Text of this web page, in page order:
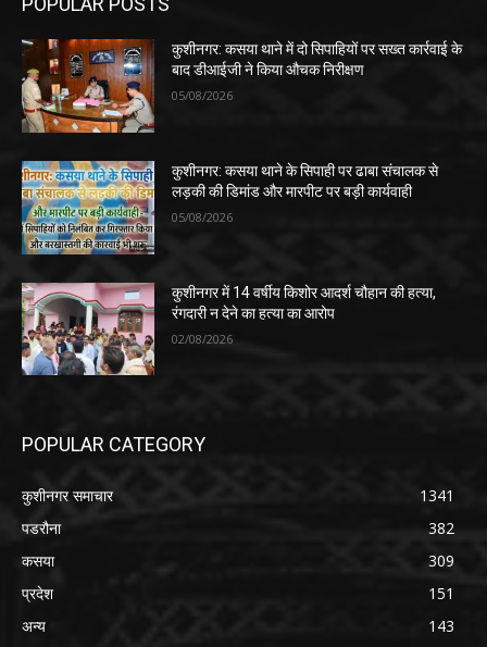
कुशीनगर: कसया थाने में दो सिपाहियों पर सख्त कार्रवाई के
बाद डीआईजी ने किया औचक निरीक्षण
05/08/2026
कुशीनगर: कसया थाने के सिपाही पर ढाबा संचालक से
लड़की की डिमांड और मारपीट पर बड़ी कार्यवाही
05/08/2026
कुशीनगर में 14 वर्षीय किशोर आदर्श चौहान की हत्या,
रंगदारी न देने का हत्या का आरोप
02/08/2026
POPULAR CATEGORY
कुशीनगर समाचार
1341
पडरौना
382
कसया
309
प्रदेश
151
अन्य
143